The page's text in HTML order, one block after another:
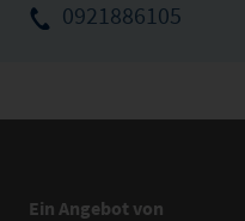
0921886105
Ein Angebot von